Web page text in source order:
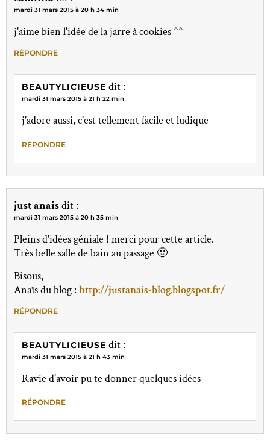
mardi 31 mars 2015 à 20 h 34 min
j'aime bien l'idée de la jarre à cookies ^^
RÉPONDRE
BEAUTYLICIEUSE dit :
mardi 31 mars 2015 à 21 h 22 min
j'adore aussi, c'est tellement facile et ludique
RÉPONDRE
just anaisdit :
mardi 31 mars 2015 à 20 h 35 min
Pleins d'idées géniale ! merci pour cette article.
Très belle salle de bain au passage 🙂
Bisous,
Anaïs du blog : http://justanais-blog.blogspot.fr/
RÉPONDRE
BEAUTYLICIEUSE dit :
mardi 31 mars 2015 à 21 h 43 min
Ravie d'avoir pu te donner quelques idées
RÉPONDRE